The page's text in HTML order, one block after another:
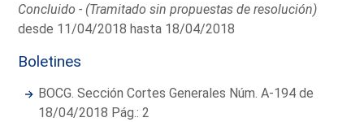
Concluido - (Tramitado sin propuestas de resolución)
desde 11/04/2018 hasta 18/04/2018
Boletines
BOCG. Sección Cortes Generales Núm. A-194 de
18/04/2018 Pág.: 2